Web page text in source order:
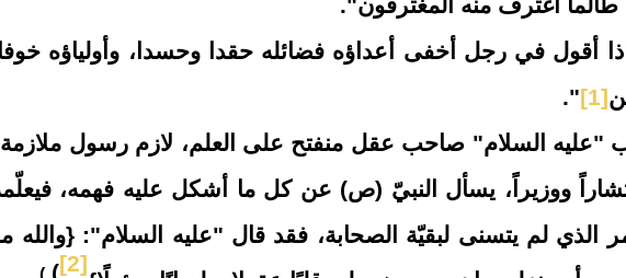
طالما اغترف منه المغترفون".
أقول في رجل أخفى أعداؤه فضائله حقدا وحسدا، وأولياؤه
[1]
"
.
السلام" صاحب عقل منفتح على العلم، لازم رسول ملازمة
ووزيراً، يسأل النبيّ (ص) عن كل ما أشكل عليه فهمه،
الذي لم يتسنى لبقيّة الصحابة، فقد قال "عليه السلام": {والله
([2]
)